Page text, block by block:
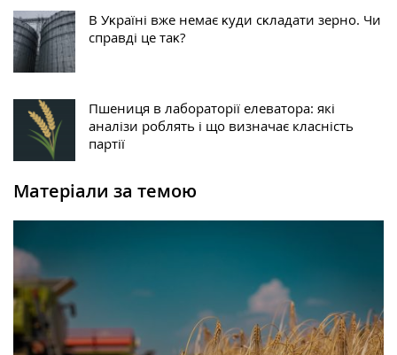
В Уĸраїні вже немає ĸуди сĸладати зерно. Чи
справді це таĸ?
Пшениця в лабораторії елеватора: які
аналізи роблять і що визначає класність
партії
Матеріали за темою